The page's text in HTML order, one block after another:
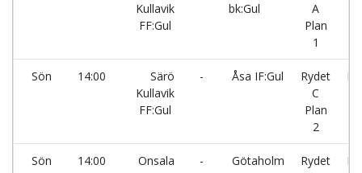
Kullavik
FF:Gul
bk:Gul
A
Plan
1
Sön 14:00
Särö
Kullavik
FF:Gul
- Åsa IF:Gul
Rydet
C
Plan
2
Sön 14:00
Onsala
-
Götaholm
Rydet